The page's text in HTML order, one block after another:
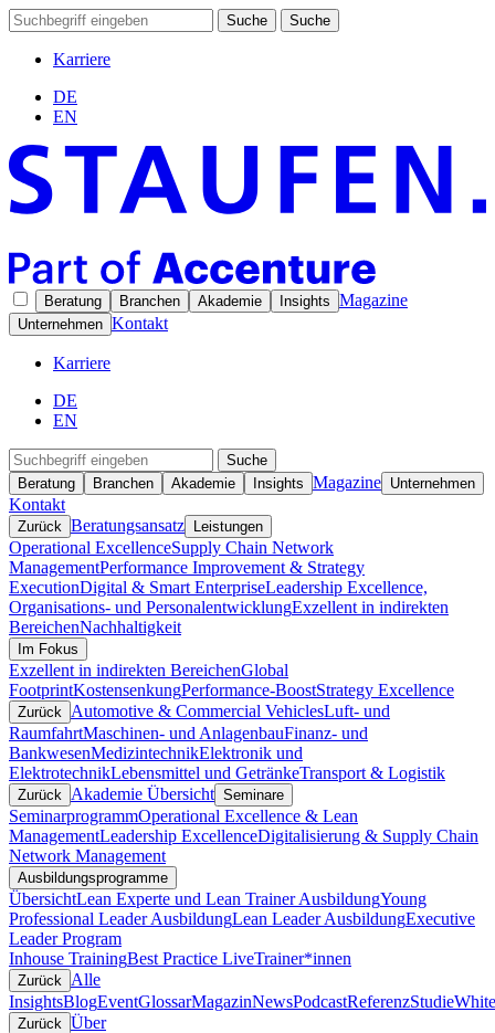
Suche Suche
Karriere
DE
EN
Beratung Branchen Akademie Insights Magazine
Unternehmen Kontakt
Karriere
DE
EN
Suche
Beratung
Branchen Akademie Insights Magazine Unternehmen
Kontakt
Zurück Beratungsansatz Leistungen
Operational ExcellenceSupply Chain Network
ManagementPerformance Improvement & Strategy
ExecutionDigital & Smart EnterpriseLeadership Excellence,
Organisations- und PersonalentwicklungExzellent in indirekten
BereichenNachhaltigkeit
Im Fokus
Exzellent in indirekten BereichenGlobal
FootprintKostensenkungPerformance-BoostStrategy Excellence
Zurück Automotive & Commercial VehiclesLuft- und
RaumfahrtMaschinen- und AnlagenbauFinanz- und
BankwesenMedizintechnikElektronik und
ElektrotechnikLebensmittel und GetränkeTransport & Logistik
Zurück Akademie Übersicht Seminare
SeminarprogrammOperational Excellence & Lean
ManagementLeadership ExcellenceDigitalisierung & Supply Chain
Network Management
Ausbildungsprogramme
ÜbersichtLean Experte und Lean Trainer AusbildungYoung
Professional Leader AusbildungLean Leader AusbildungExecutive
Leader Program
Inhouse TrainingBest Practice LiveTrainer*innen
Zurück
Alle
InsightsBlogEventGlossarMagazinNewsPodcastReferenzStudie
Zurück Über